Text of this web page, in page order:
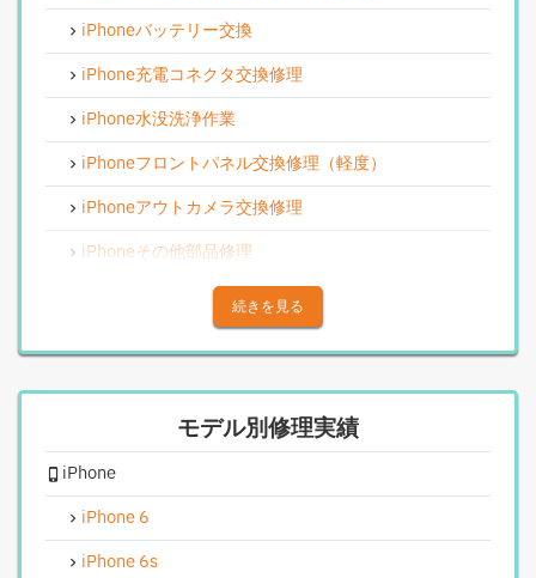
iPhoneバッテリー交換
iPhone充電コネクタ交換修理
iPhone水没洗浄作業
iPhoneフロントパネル交換修理（軽度）
iPhoneアウトカメラ交換修理
iPhoneその他部品修理
iPhoneアウトカメラレンズ交換修理
iPhoneスピーカー関連修理
iPhoneカメラレンズガラス交換修理
iPhoneインカメラ交換修理
iPhoneリンゴループ、システム復旧
iPhone基板破損修理（軽度）
続きを見る
モデル別修理実績
iPhone
iPhone 6
iPhone 6s